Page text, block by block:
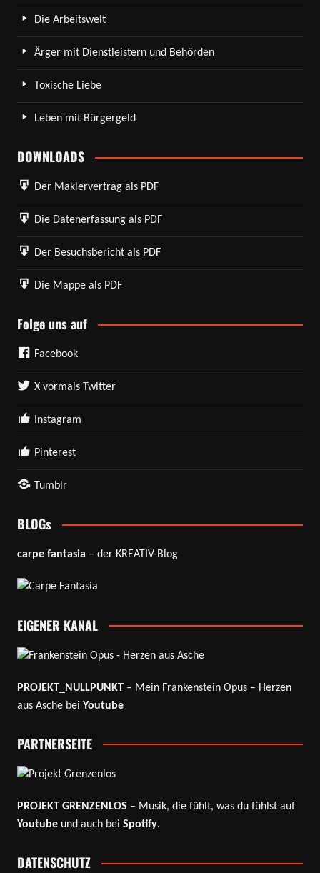
Die Arbeitswelt
Ärger mit Dienstleistern und Behörden
Toxische Liebe
Leben mit Bürgergeld
DOWNLOADS
Der Maklervertrag als PDF
Die Datenerfassung als PDF
Der Besuchsbericht als PDF
Die Mappe als PDF
Folge uns auf
Facebook
X vormals Twitter
Instagram
Pinterest
Tumblr
BLOGs
carpe fantasia – der KREATIV-Blog
EIGENER KANAL
PROJEKT_NULLPUNKT– Mein Frankenstein Opus – Herzen
aus Asche bei Youtube
PARTNERSEITE
PROJEKT GRENZENLOS – Musik, die fühlt, was du fühlst auf
Youtube und auch bei Spotify.
DATENSCHUTZ